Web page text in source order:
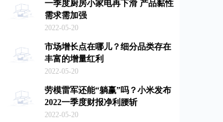
一季度厨房小家电再下滑 产品黏性
需求需加强
2022-05-20
市场增长点在哪儿？细分品类存在
丰富的增量红利
2022-05-20
劳模雷军还能“躺赢”吗？小米发布
2022一季度财报净利腰斩
2022-05-20